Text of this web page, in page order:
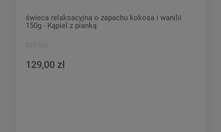
świeca relaksacyjna o zapachu kokosa i wanilii
150g - Kąpiel z pianką
dzikilas
129,00 zł